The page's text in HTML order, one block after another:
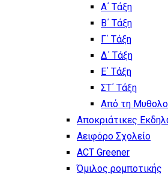
Α΄ Τάξη
Β΄ Τάξη
Γ΄ Τάξη
Δ΄ Τάξη
Ε΄ Τάξη
ΣΤ΄ Τάξη
Από τη
Αποκριάτικες
Αειφόρο Σχολείο
ACT Greener
Όμιλος ρομποτικής